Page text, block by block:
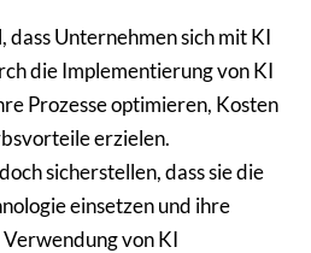
dass Unternehmen sich mit KI
die Implementierung von KI
Prozesse optimieren, Kosten
erzielen.
sicherstellen, dass sie die
einsetzen und ihre
von KI